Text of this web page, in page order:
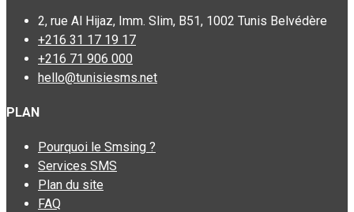
2, rue Al Hijaz, Imm. Slim, B51, 1002 Tunis Belvédère
+216 31 17 19 17
+216 71 906 000
hello@tunisiesms.net
PLAN
Pourquoi le Smsing ?
Services SMS
Plan du site
FAQ